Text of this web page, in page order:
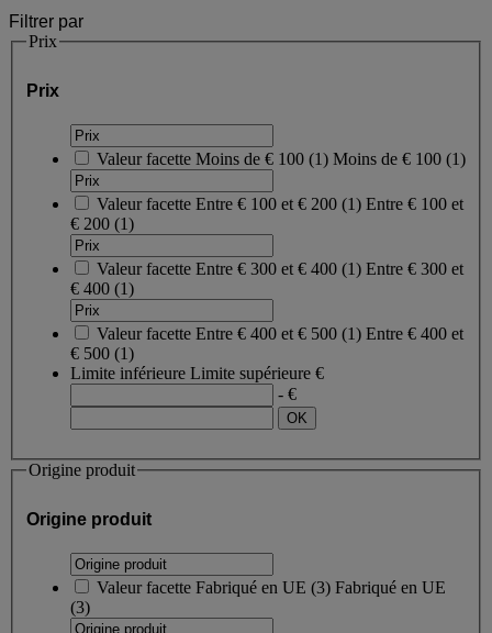
Filtrer par
Prix
Prix
Valeur facette Moins de € 100 (1) Moins de € 100 (1)
Valeur facette Entre € 100 et € 200 (1) Entre € 100 et
€ 200 (1)
Valeur facette Entre € 300 et € 400 (1) Entre € 300 et
€ 400 (1)
Valeur facette Entre € 400 et € 500 (1) Entre € 400 et
€ 500 (1)
Limite inférieure Limite supérieure €
- €
Origine produit
Origine produit
Valeur facette Fabriqué en UE (3) Fabriqué en UE
(3)